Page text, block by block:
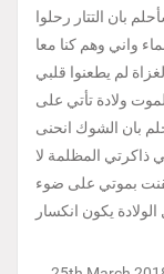
بان التتار رحلوا
واني وهم كنا معا
لم يطعنوا قلبي
ولادة تأتي على
بان الشوك انحنى
ذاكرتي المظلمة لا
بموتي على ضوء